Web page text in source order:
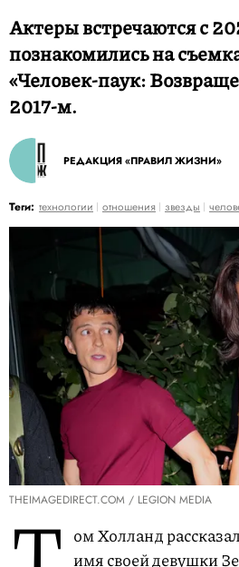
Актеры встречаются с
познакомились на
«Человек-паук:
2017-м.
РЕДАКЦИЯ «ПРАВИЛ ЖИЗНИ»
Теги: технологии отношения звезды
THEIMAGEDIRECT.COM / LEGION MEDIA
ом Холланд
имя своей девушки